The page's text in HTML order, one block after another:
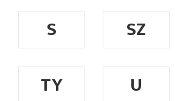
S SZ
TY
U